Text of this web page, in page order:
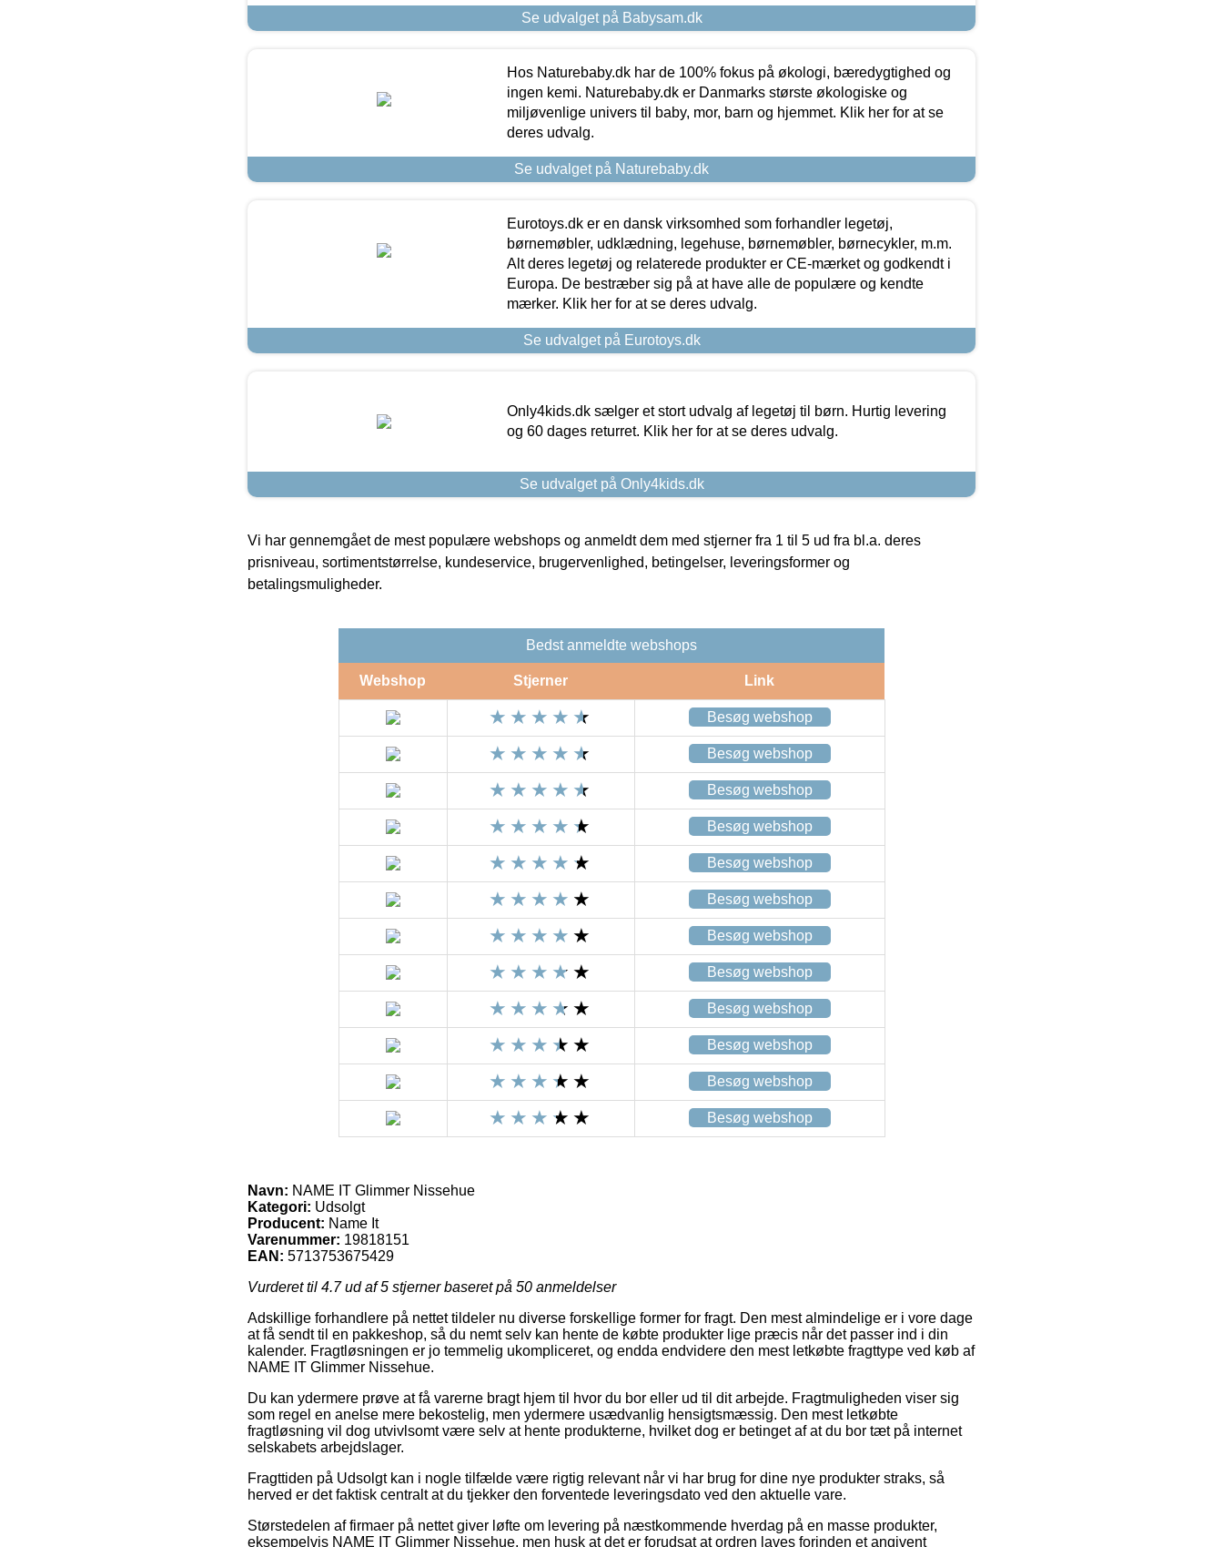
Se udvalget på Babysam.dk
Hos Naturebaby.dk har de 100% fokus på økologi, bæredygtighed og
ingen kemi. Naturebaby.dk er Danmarks største økologiske og
miljøvenlige univers til baby, mor, barn og hjemmet. Klik her for at se
deres udvalg.
Se udvalget på Naturebaby.dk
Eurotoys.dk er en dansk virksomhed som forhandler legetøj,
børnemøbler, udklædning, legehuse, børnemøbler, børnecykler, m.m.
Alt deres legetøj og relaterede produkter er CE-mærket og godkendt i
Europa. De bestræber sig på at have alle de populære og kendte
mærker. Klik her for at se deres udvalg.
Se udvalget på Eurotoys.dk
Only4kids.dk sælger et stort udvalg af legetøj til børn. Hurtig levering
og 60 dages returret. Klik her for at se deres udvalg.
Se udvalget på Only4kids.dk
Vi har gennemgået de mest populære webshops og anmeldt dem med stjerner fra 1 til 5 ud fra bl.a. deres
prisniveau, sortimentstørrelse, kundeservice, brugervenlighed, betingelser, leveringsformer og
betalingsmuligheder.
Bedst anmeldte webshops
Webshop Stjerner Link
Besøg webshop
Besøg webshop
Besøg webshop
Besøg webshop
Besøg webshop
Besøg webshop
Besøg webshop
Besøg webshop
Besøg webshop
Besøg webshop
Besøg webshop
Besøg webshop
Navn: NAME IT Glimmer Nissehue
Kategori: Udsolgt
Producent: Name It
Varenummer: 19818151
EAN: 5713753675429
Vurderet til 4.7ud af 5 stjerner baseret på 50 anmeldelser
Adskillige forhandlere på nettet tildeler nu diverse forskellige former for fragt. Den mest almindelige er i vore dage
at få sendt til en pakkeshop, så du nemt selv kan hente de købte produkter lige præcis når det passer ind i din
kalender. Fragtløsningen er jo temmelig ukompliceret, og endda endvidere den mest letkøbte fragttype ved køb af
NAME IT Glimmer Nissehue.
Du kan ydermere prøve at få varerne bragt hjem til hvor du bor eller ud til dit arbejde. Fragtmuligheden viser sig
som regel en anelse mere bekostelig, men ydermere usædvanlig hensigtsmæssig. Den mest letkøbte
fragtløsning vil dog utvivlsomt være selv at hente produkterne, hvilket dog er betinget af at du bor tæt på internet
selskabets arbejdslager.
Fragttiden på Udsolgt kan i nogle tilfælde være rigtig relevant når vi har brug for dine nye produkter straks, så
herved er det faktisk centralt at du tjekker den forventede leveringsdato ved den aktuelle vare.
Størstedelen af firmaer på nettet giver løfte om levering på næstkommende hverdag på en masse produkter,
eksempelvis NAME IT Glimmer Nissehue, men husk at det er forudsat at ordren laves forinden et angivent